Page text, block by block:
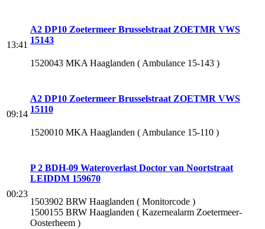
13:41
A2 DP10 Zoetermeer Brusselstraat ZOETMR VWS
15143
1520043 MKA Haaglanden ( Ambulance 15-143 )
09:14
A2 DP10 Zoetermeer Brusselstraat ZOETMR VWS
15110
1520010 MKA Haaglanden ( Ambulance 15-110 )
00:23
P 2 BDH-09 Wateroverlast Doctor van Noortstraat
LEIDDM 159670
1503902 BRW Haaglanden ( Monitorcode )
1500155 BRW Haaglanden ( Kazernealarm Zoetermeer-
Oosterheem )